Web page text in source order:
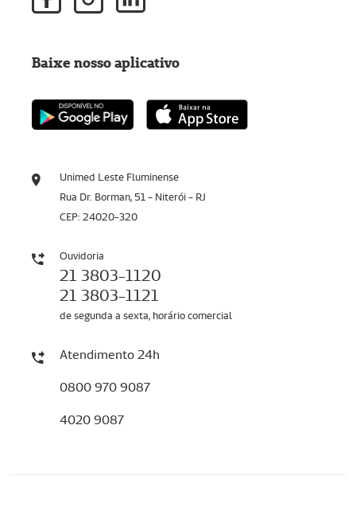
Unimed Leste Fluminense
Rua Dr. Borman, 51 - Niterói - RJ
CEP: 24020-320
Ouvidoria
21 3803-1120
21 3803-1121
de segunda a sexta, horário comercial
Atendimento 24h
0800 970 9087
4020 9087
Baixe nosso aplicativo